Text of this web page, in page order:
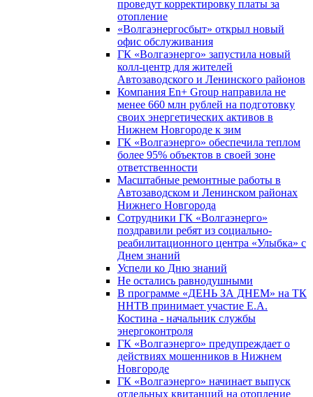
проведут корректировку платы за
отопление
«Волгаэнергосбыт» открыл новый
офис обслуживания
ГК «Волгаэнерго» запустила новый
колл-центр для жителей
Автозаводского и Ленинского районов
Компания En+ Group направила не
менее 660 млн рублей на подготовку
своих энергетических активов в
Нижнем Новгороде к зим
ГК «Волгаэнерго» обеспечила теплом
более 95% объектов в своей зоне
ответственности
Масштабные ремонтные работы в
Автозаводском и Ленинском районах
Нижнего Новгорода
Сотрудники ГК «Волгаэнерго»
поздравили ребят из социально-
реабилитационного центра «Улыбка» с
Днем знаний
Успели ко Дню знаний
Не остались равнодушными
В программе «ДЕНЬ ЗА ДНЕМ» на ТК
ННТВ принимает участие Е.А.
Костина - начальник службы
энергоконтроля
ГК «Волгаэнерго» предупреждает о
действиях мошенников в Нижнем
Новгороде
ГК «Волгаэнерго» начинает выпуск
отдельных квитанций на отопление